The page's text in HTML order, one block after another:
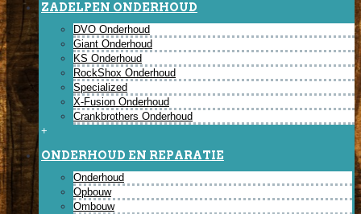
ZADELPEN ONDERHOUD
DVO Onderhoud
Giant Onderhoud
KS Onderhoud
RockShox Onderhoud
Specialized
X-Fusion Onderhoud
Crankbrothers Onderhoud
+
ONDERHOUD EN REPARATIE
Onderhoud
Opbouw
Ombouw